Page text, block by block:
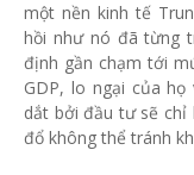
một nền kinh tế
hồi như nó đã từng
định gần chạm tới
GDP, lo ngại của
dắt bởi đầu tư sẽ chỉ
đổ không thể tránh